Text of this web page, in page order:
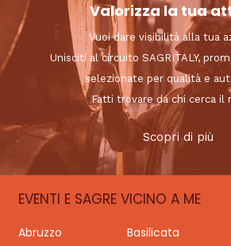
Valorizza la tua
Vuoi dare visibilità alla tua
Unisciti al circuito SAGRITALY,
selezionate per qualità e
Fatti trovare da chi cerca il
Scopri di più
EVENTI E SAGRE VICINO A ME
Abruzzo Basilicata